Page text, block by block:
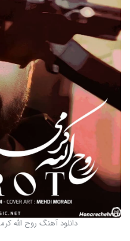
دانلود آهنگ روح الله